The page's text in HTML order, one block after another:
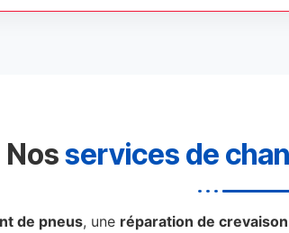
Nosservices de
de pneus, une réparation de crevaison